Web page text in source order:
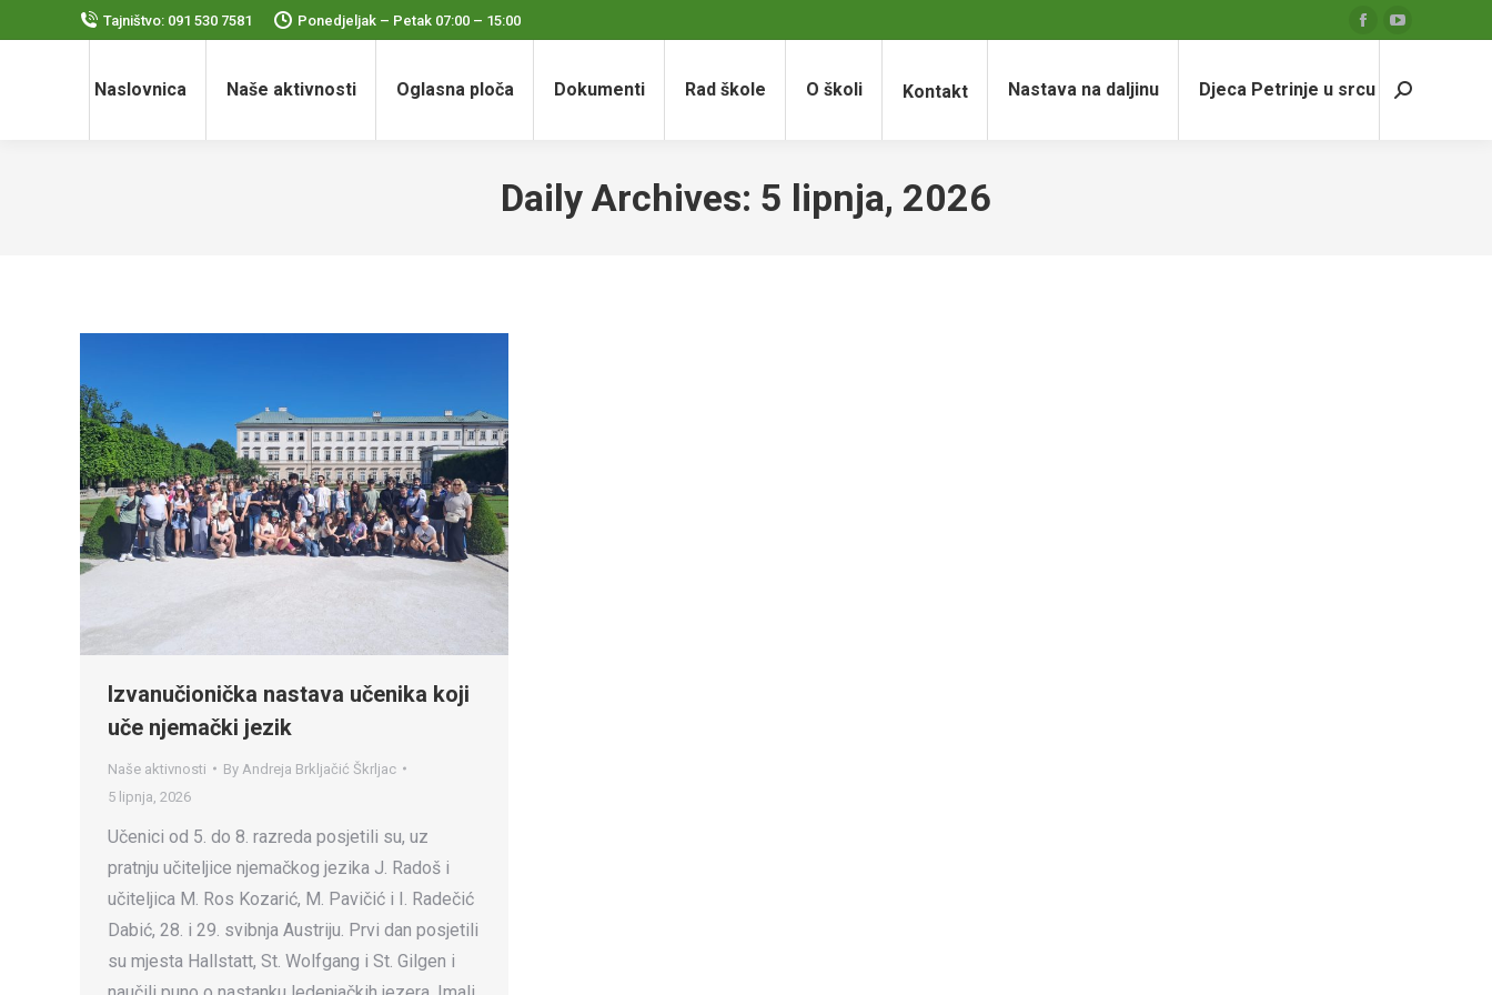
Tajništvo: 091 530 7581 Ponedjeljak – Petak 07:00 – 15:00
Facebook
opensopens
Naslovnica Naše aktivnosti Oglasna ploča Dokumenti Rad škole O školi Kontakt Nastava na daljinu Djeca Petrinje u srcu Search:
Daily Archives: 5 lipnja, 2026
Izvanučionička nastava učenika koji
uče njemački jezik
Naše aktivnosti By Andreja Brkljačić Škrljac
5 lipnja, 2026
Učenici od 5. do 8. razreda posjetili su, uz
pratnju učiteljice njemačkog jezika J. Radoš i
učiteljica M. Ros Kozarić, M. Pavičić i I. Radečić
Dabić, 28. i 29. svibnja Austriju. Prvi dan posjetili
su mjesta Hallstatt, St. Wolfgang i St. Gilgen i